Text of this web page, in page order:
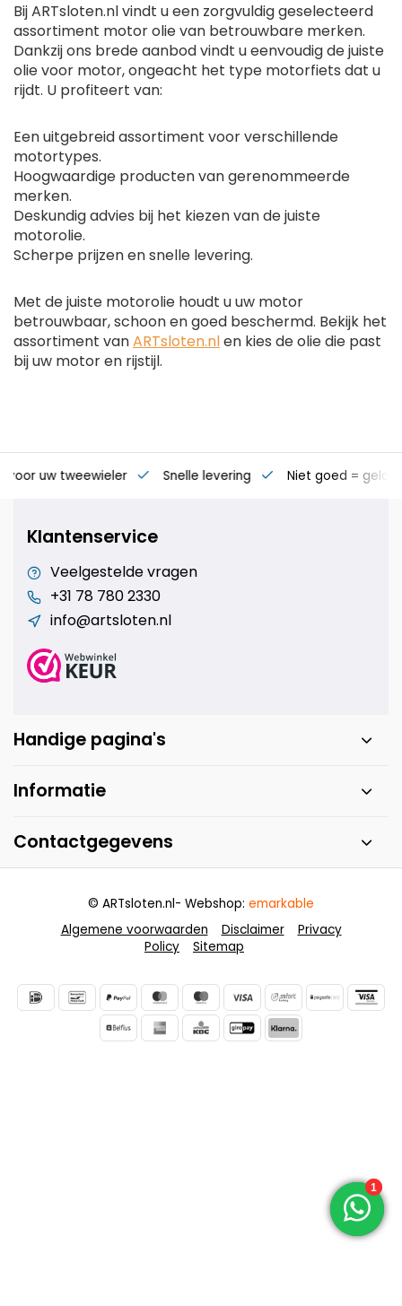
Bij ARTsloten.nl vindt u een zorgvuldig geselecteerd
assortiment motor olie van betrouwbare merken.
Dankzij ons brede aanbod vindt u eenvoudig de juiste
olie voor motor, ongeacht het type motorfiets dat u
rijdt. U profiteert van:
Een uitgebreid assortiment voor verschillende
motortypes.
Hoogwaardige producten van gerenommeerde
merken.
Deskundig advies bij het kiezen van de juiste
motorolie.
Scherpe prijzen en snelle levering.
Met de juiste motorolie houdt u uw motor
betrouwbaar, schoon en goed beschermd. Bekijk het
assortiment vanARTsloten.nlen kies de olie die past
bij uw motor en rijstijl.
voor uw tweewieler Snelle levering Niet goed = geld
Klantenservice
Veelgestelde vragen
+31 78 780 2330
info@artsloten.nl
Handige pagina's
Informatie
Contactgegevens
Algemene voorwaarden Disclaimer
Privacy
Policy
Sitemap
© ARTsloten.nl- Webshop: emarkable